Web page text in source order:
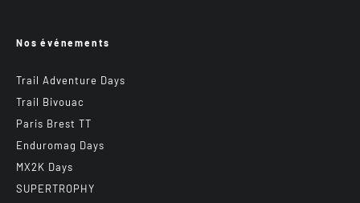
Nos événements
Trail Adventure Days
Trail Bivouac
Paris Brest TT
Enduromag Days
MX2K Days
SUPERTROPHY